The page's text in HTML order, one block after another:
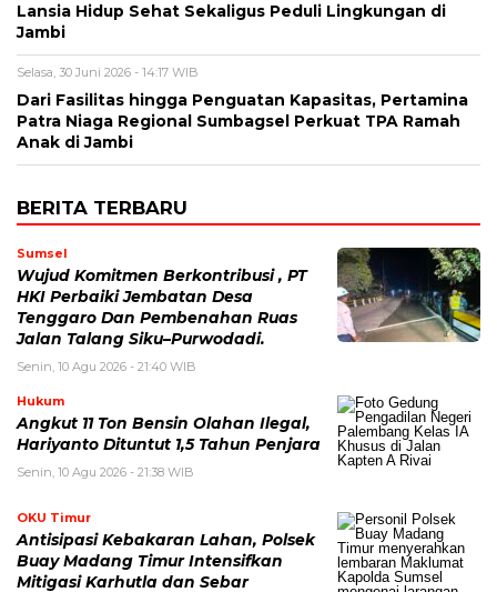
Lansia Hidup Sehat Sekaligus Peduli Lingkungan di
Jambi
Selasa, 30 Juni 2026 - 14:17 WIB
Dari Fasilitas hingga Penguatan Kapasitas, Pertamina
Patra Niaga Regional Sumbagsel Perkuat TPA Ramah
Anak di Jambi
BERITA TERBARU
Sumsel
Wujud Komitmen Berkontribusi , PT
HKI Perbaiki Jembatan Desa
Tenggaro Dan Pembenahan Ruas
Jalan Talang Siku–Purwodadi.
Senin, 10 Agu 2026 - 21:40 WIB
Hukum
Angkut 11 Ton Bensin Olahan Ilegal,
Hariyanto Dituntut 1,5 Tahun Penjara
Senin, 10 Agu 2026 - 21:38 WIB
OKU Timur
Antisipasi Kebakaran Lahan, Polsek
Buay Madang Timur Intensifkan
Mitigasi Karhutla dan Sebar